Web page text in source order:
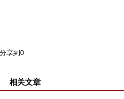
分享到0
相关文章